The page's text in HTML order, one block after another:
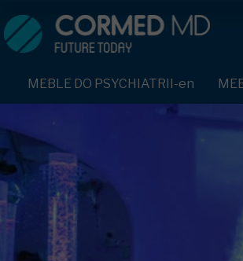
MEBLE DO PSYCHIATRII-en
TAPCZAN Z METALOWYM STELAŻEM-en
DOSTAWKA SZPITALNA-en
KRZESŁA POLIPROPYLENOWE-en
STOŁY-en
SZAFY UBRANIOWE
MEBLE DO PSYCHIATRII-en
TAPCZAN Z METALOWYM STELAŻEM-en
DOSTAWKA SZPITALNA-en
KRZESŁA POLIPROPYLENOWE-en
STOŁY-en